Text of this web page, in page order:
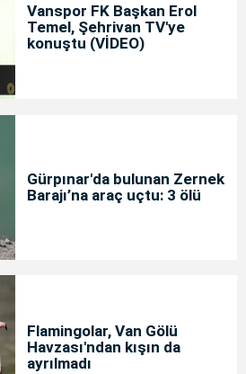
Vanspor FK Başkan Erol
Temel, Şehrivan TV'ye
konuştu (VİDEO)
Gürpınar'da bulunan Zernek
Barajı’na araç uçtu: 3 ölü
Flamingolar, Van Gölü
Havzası'ndan kışın da
ayrılmadı